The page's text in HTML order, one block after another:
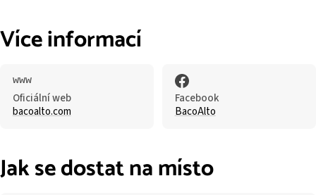
Více informací
Oficiální web
bacoalto.com
Facebook
BacoAlto
Jak se dostat na místo